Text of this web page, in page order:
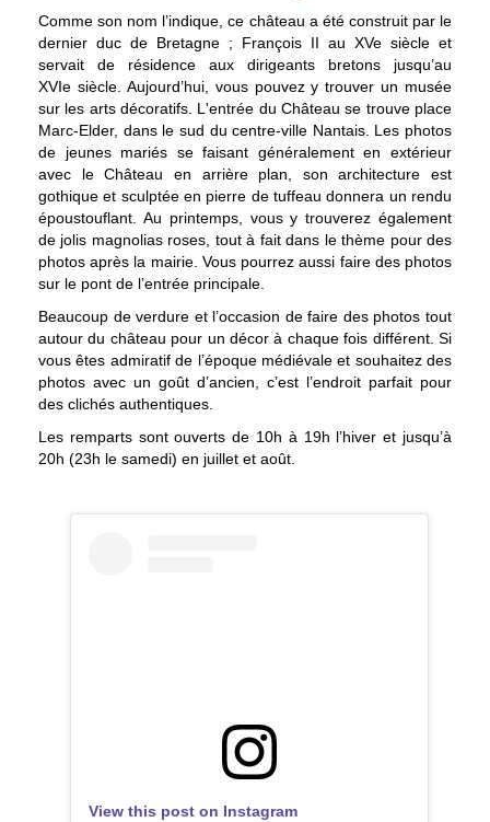
Comme son nom l’indique, ce château a été construit par le
dernier duc de Bretagne ; François II au XVe siècle et
servait de résidence aux dirigeants bretons jusqu’au
XVIe siècle. Aujourd’hui, vous pouvez y trouver un musée
sur les arts décoratifs. L'entrée du Château se trouve place
Marc-Elder, dans le sud du centre-ville Nantais. Les photos
de jeunes mariés se faisant généralement en extérieur
avec le Château en arrière plan, son architecture est
gothique et sculptée en pierre de tuffeau donnera un rendu
époustouflant. Au printemps, vous y trouverez également
de jolis magnolias roses, tout à fait dans le thème pour des
photos après la mairie. Vous pourrez aussi faire des photos
sur le pont de l’entrée principale.
Beaucoup de verdure et l’occasion de faire des photos tout
autour du château pour un décor à chaque fois différent. Si
vous êtes admiratif de l’époque médiévale et souhaitez des
photos avec un goût d’ancien, c’est l’endroit parfait pour
des clichés authentiques.
Les remparts sont ouverts de 10h à 19h l’hiver et jusqu’à
20h (23h le samedi) en juillet et août.
View this post on Instagram